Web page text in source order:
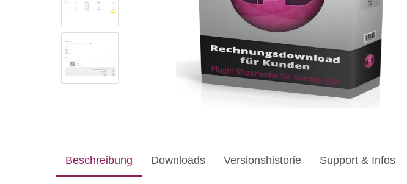
Beschreibung Downloads Versionshistorie Support & Infos